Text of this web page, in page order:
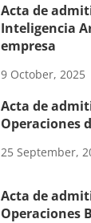
Acta de
Inteligencia
empresa
9 October, 2025
Acta de
Operaciones
25 September,
Acta de
Operaciones